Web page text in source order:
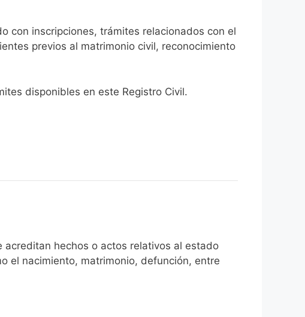
con inscripciones, trámites relacionados con el
previos al matrimonio civil, reconocimiento
disponibles en este Registro Civil.​
acreditan hechos o actos relativos al estado
el nacimiento, matrimonio, defunción, entre